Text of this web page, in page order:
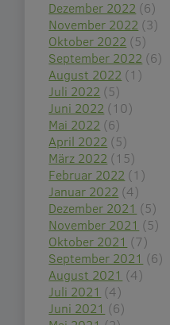
Dezember 2022 (6)
November 2022 (3)
Oktober 2022 (5)
September 2022 (6)
August 2022 (1)
Juli 2022 (5)
Juni 2022 (10)
Mai 2022 (6)
April 2022 (5)
März 2022 (15)
Februar 2022 (1)
Januar 2022 (4)
Dezember 2021 (5)
November 2021 (5)
Oktober 2021 (7)
September 2021 (6)
August 2021 (4)
Juli 2021 (4)
Juni 2021 (6)